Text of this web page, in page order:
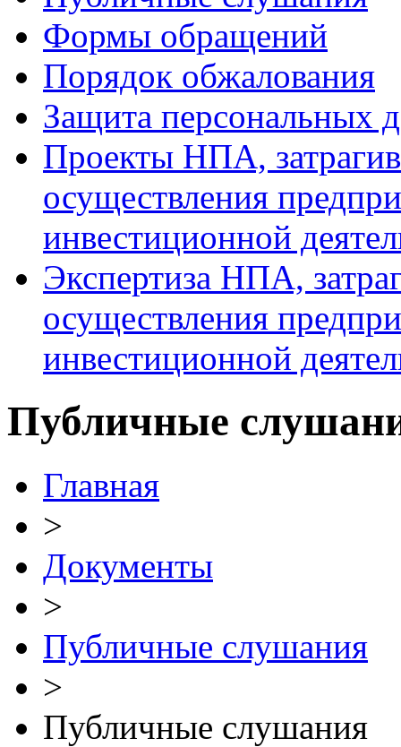
Формы обращений
Порядок обжалования
Защита персональных
Проекты НПА,
осуществления
инвестиционной
Экспертиза НПА,
осуществления
инвестиционной
Публичные
Главная
>
Документы
>
Публичные слушания
>
Публичные слушания